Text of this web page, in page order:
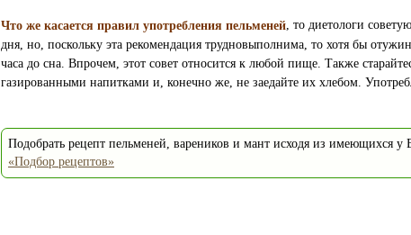
Что же касается правил употребления пельменей , то диетологи
дня, но, поскольку эта рекомендация трудновыполнима, то хотя бы
часа до сна. Впрочем, этот совет относится к любой пище. Также
газированными напитками и, конечно же, не заедайте их хлебом.
Подобрать рецепт пельменей, вареников и мант исходя из имеющихся
«Подбор рецептов»